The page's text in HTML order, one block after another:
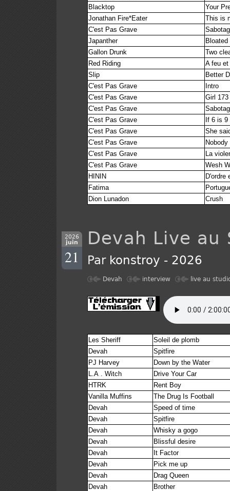
Blacktop
Your
Jonathan Fire*Eater
This is
C'est Pas Grave
Japanther
Gallon Drunk
Two
Red Riding
A feu
Slip
Better
C'est Pas Grave
Intro
C'est Pas Grave
Girl 173
C'est Pas Grave
C'est Pas Grave
If 6 is 9
C'est Pas Grave
She
C'est Pas Grave
C'est Pas Grave
La
C'est Pas Grave
Wesh
HININ
D'ordre
Fatima
Dion Lunadon
Crush
2026
juin
21
Devah Live au
Par konstroy - 2026
Devah interview live au
Les Sheriff
Soleil de plomb
Devah
Spitfire
PJ Harvey
Down by the Water
L.A . Witch
Drive Your Car
HTRK
Rent Boy
Vanilla Muffins
The Drug Is Football
Devah
Speed of time
Devah
Spitfire
Devah
Whisky a gogo
Devah
Blissful desire
Devah
It Factor
Devah
Pick me up
Devah
Drag Queen
Devah
Brother